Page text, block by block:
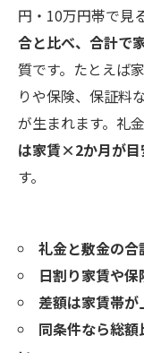
円・10万円帯で見る
合と比べ、合計で
質です。たとえば
りや保険、保証料
が生まれます。礼
は家賃×2か月が目
す。
礼金と敷金の
日割り家賃や
差額は家賃帯
同条件なら総